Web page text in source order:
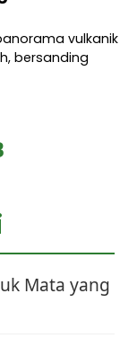
vulkanik
bersanding
Mata yang